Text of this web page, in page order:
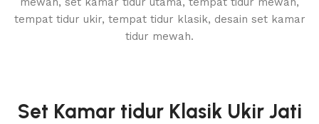
Set Kamar tidur Klasik Ukir Jati